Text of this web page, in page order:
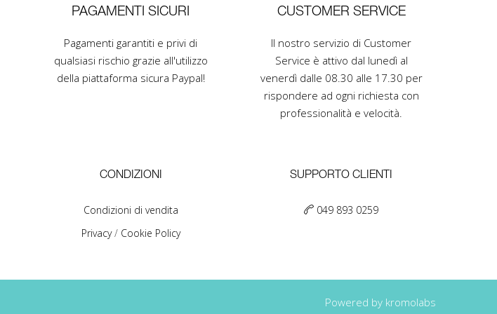
PAGAMENTI SICURI
Pagamenti garantiti e privi di
qualsiasi rischio grazie all'utilizzo
della piattaforma sicura Paypal!
CUSTOMER SERVICE
Il nostro servizio di Customer
Service è attivo dal lunedì al
venerdì dalle 08.30 alle 17.30 per
rispondere ad ogni richiesta con
professionalità e velocità.
CONDIZIONI
Condizioni di vendita
Privacy/ Cookie Policy
SUPPORTO CLIENTI
049 893 0259
Powered by kromolabs